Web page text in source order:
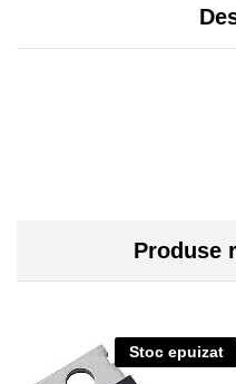
Produse
Stoc epuizat